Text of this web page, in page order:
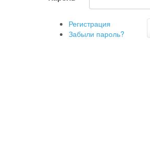
Регистрация
Забыли пароль?